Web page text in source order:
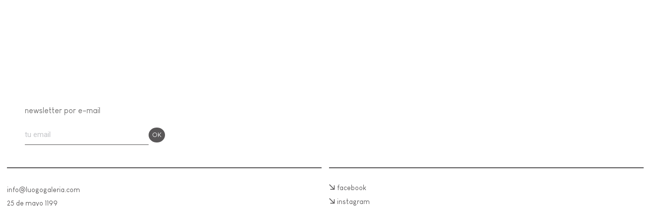
newsletter por e-mail
info@luogogaleria.com
25 de mayo 1199
facebook
instagram